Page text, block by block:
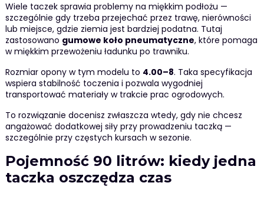
Wiele taczek sprawia problemy na miękkim podłożu —
szczególnie gdy trzeba przejechać przez trawę, nierówności
lub miejsce, gdzie ziemia jest bardziej podatna. Tutaj
zastosowano gumowe koło pneumatyczne, które pomaga
w miękkim przewożeniu ładunku po trawniku.
Rozmiar opony w tym modelu to 4.00–8. Taka specyfikacja
wspiera stabilność toczenia i pozwala wygodniej
transportować materiały w trakcie prac ogrodowych.
To rozwiązanie docenisz zwłaszcza wtedy, gdy nie chcesz
angażować dodatkowej siły przy prowadzeniu taczką —
szczególnie przy częstych kursach w sezonie.
Pojemność 90 litrów: kiedy jedna
taczka oszczędza czas